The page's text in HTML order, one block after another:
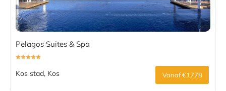
Pelagos Suites & Spa
Kos stad, Kos Vanaf €1778